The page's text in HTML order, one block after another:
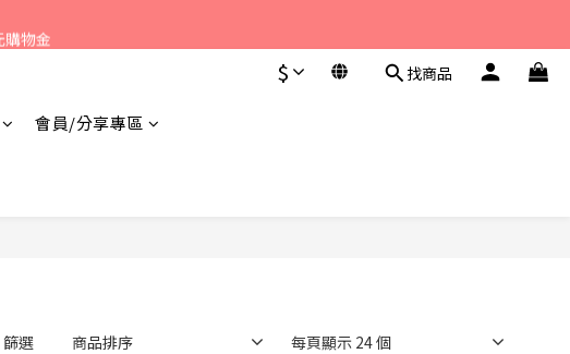
$ 找商品
會員/分享專區
篩選 商品排序 每頁顯示 24 個